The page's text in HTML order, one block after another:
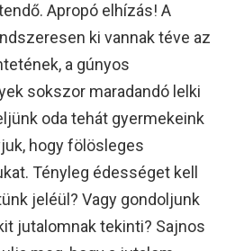
Apropó elhízás! A
ki vannak téve az
a gúnyos
sokszor maradandó lelki
oda tehát gyermekeink
hogy fölösleges
Tényleg édességet kell
jeléül? Vagy gondoljunk
jutalomnak tekinti? Sajnos